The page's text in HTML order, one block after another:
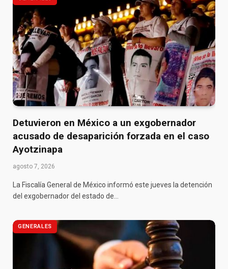
Detuvieron en México a un exgobernador
acusado de desaparición forzada en el caso
Ayotzinapa
agosto 7, 2026
La Fiscalía General de México informó este jueves la detención
del exgobernador del estado de…
GENERALES